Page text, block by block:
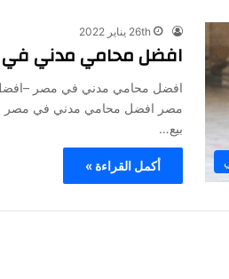
26th يناير 2022
افضل محامي مدني
افضل محامي مدني في مصر
مصر افضل محامي مدني في مصر
بيع…
أكمل القراءة »